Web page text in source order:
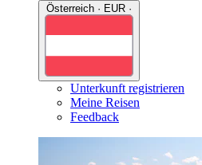
Unterkunft registrieren
Meine Reisen
Feedback